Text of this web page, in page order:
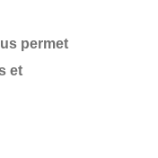
permet
et